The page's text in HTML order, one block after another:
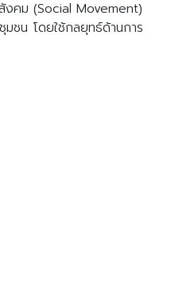
งคม (Social Movement)
มชน โดยใช้กลยุทธ์ด้านการ